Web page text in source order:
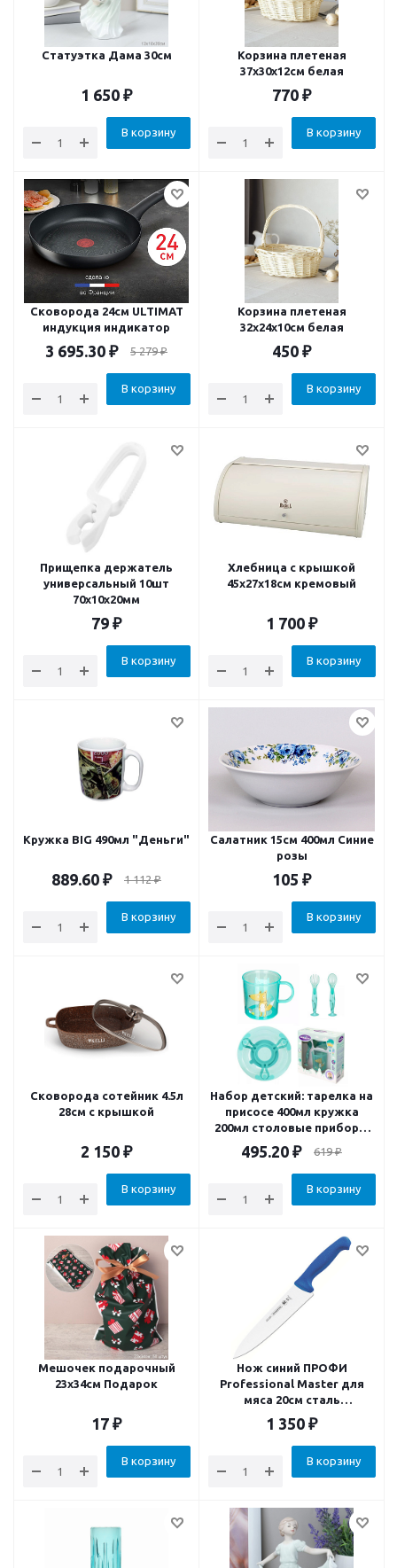
Статуэтка Дама 30см
1 650 ₽
В корзину
Корзина плетеная
37х30х12см белая
770 ₽
В корзину
Сковорода 24см ULTIMAT
индукция индикатор
3 695.30 ₽ 5 279₽
В корзину
Корзина плетеная
32х24х10см белая
450 ₽
В корзину
Прищепка держатель
универсальный 10шт
70х10х20мм
79 ₽
В корзину
Хлебница с крышкой
45x27x18см кремовый
1 700 ₽
В корзину
Кружка BIG 490мл "Деньги"
889.60 ₽ 1 112₽
В корзину
Салатник 15см 400мл Синие
розы
105 ₽
В корзину
Сковорода сотейник 4.5л
28см с крышкой
2 150 ₽
В корзину
Набор детский: тарелка на
присосе 400мл кружка
200мл столовые приборы
на присосе зеленый
495.20 ₽ 619₽
В корзину
Мешочек подарочный
23х34см Подарок
17 ₽
В корзину
Нож синий ПРОФИ
Professional Master для
мяса 20см сталь
1.4110/Sandvik12C27
антибакт. Ручка
1 350 ₽
В корзину